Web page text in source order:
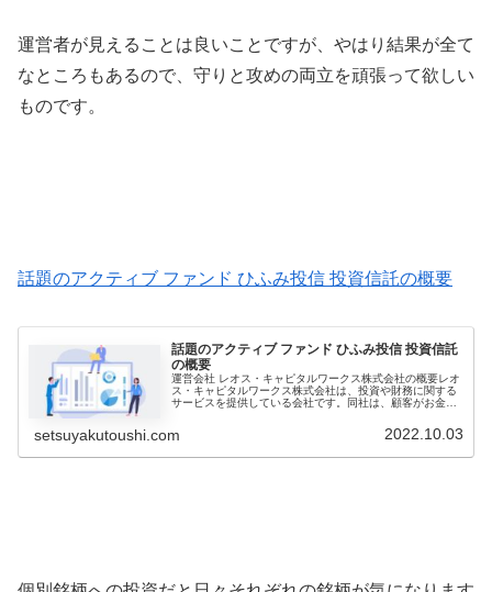
運営者が見えることは良いことですが、やはり結果が全て
なところもあるので、守りと攻めの両立を頑張って欲しい
ものです。
話題のアクティブ ファンド ひふみ投信 投資信託の概要
話題のアクティブ ファンド ひふみ投信 投資信託
の概要
運営会社 レオス・キャピタルワークス株式会社の概要レオ
ス・キャピタルワークス株式会社は、投資や財務に関する
サービスを提供している会社です。同社は、顧客がお金を
setsuyakutoushi.com 2022.10.03